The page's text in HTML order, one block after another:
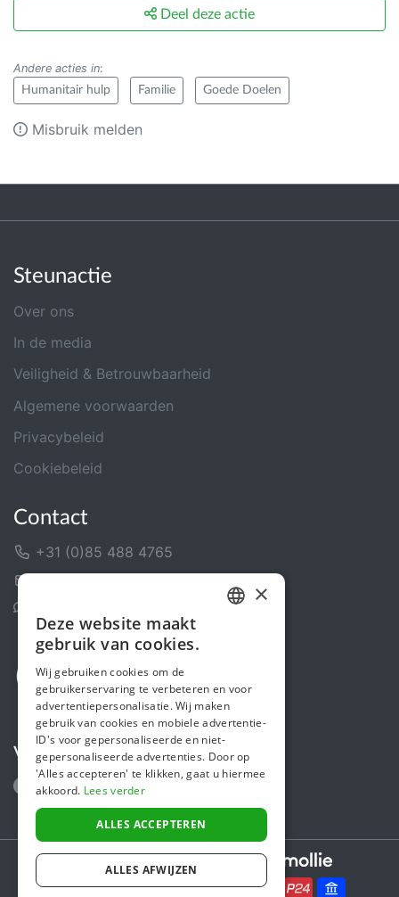
Deel deze actie
Andere acties in:
Humanitair hulp Familie Goede Doelen
Misbruik melden
Steunactie
Over ons
In de media
Veiligheid & Betrouwbaarheid
Algemene voorwaarden
Privacybeleid
Cookiebeleid
Contact
+31 (0)85 488 4765
Volg ons
Secure payments powered by
ENGLISH
×
Deze website maakt
gebruik van cookies.
Wij gebruiken cookies om de
gebruikerservaring te verbeteren en voor
advertentiepersonalisatie. Wij maken
gebruik van cookies en mobiele advertentie-
ID's voor gepersonaliseerde en niet-
gepersonaliseerde advertenties. Door op
'Alles accepteren' te klikken, gaat u hiermee
akkoord. Lees verder
ALLES ACCEPTEREN
ALLES AFWIJZEN